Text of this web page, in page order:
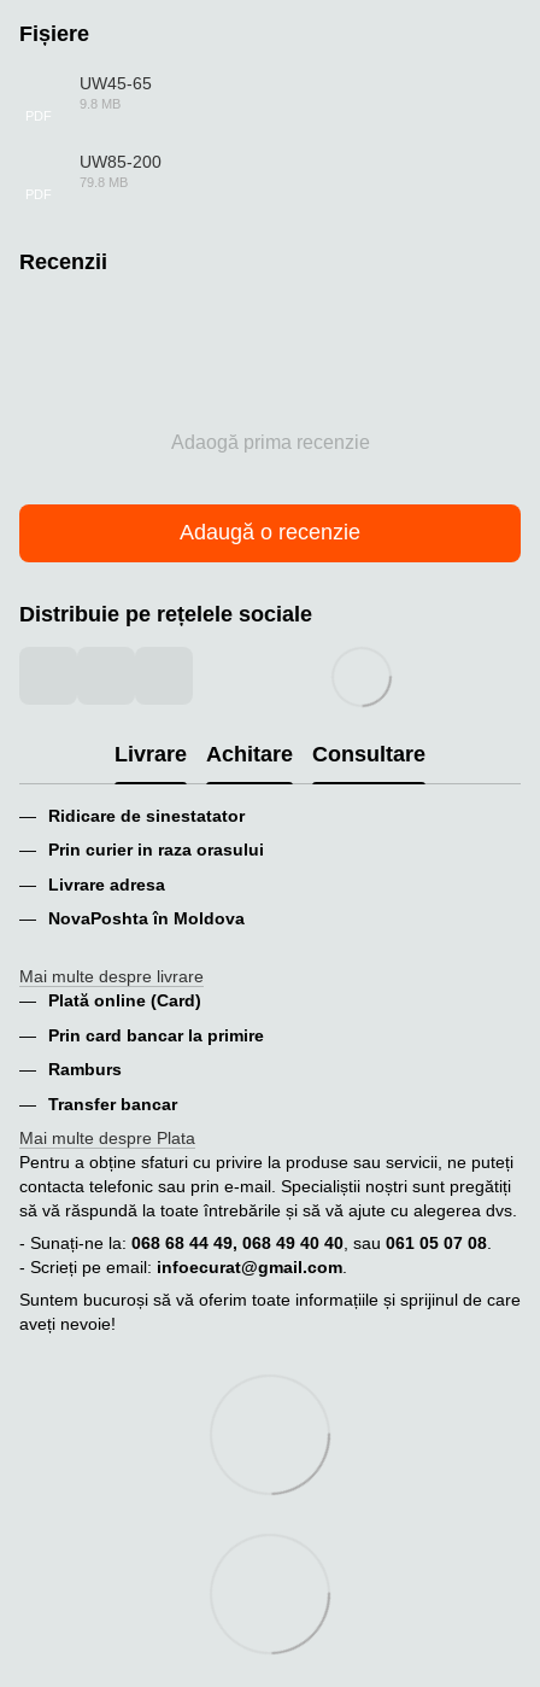
Fișiere
PDF
UW45-65
9.8 MB
PDF
UW85-200
79.8 MB
Recenzii
Adaogă prima recenzie
Adaugă o recenzie
Distribuie pe rețelele sociale
Livrare Achitare Consultare
Ridicare de sinestatator
Prin curier in raza orasului
Livrare adresa
NovaPoshta în Moldova
Mai multe despre livrare
Plată online (Card)
Prin card bancar la primire
Ramburs
Transfer bancar
Mai multe despre Plata
Pentru a obține sfaturi cu privire la produse sau servicii, ne puteți
contacta telefonic sau prin e-mail. Specialiștii noștri sunt pregătiți
să vă răspundă la toate întrebările și să vă ajute cu alegerea dvs.
- Sunați-ne la: 068 68 44 49, 068 49 40 40 , sau 061 05 07 08
- Scrieți pe email: infoecurat@gmail.com
Suntem bucuroși să vă oferim toate informațiile și sprijinul de care
aveți nevoie!